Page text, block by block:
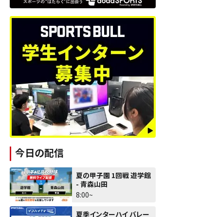
今日の配信
夏の甲子園 1回戦 遊学館
- 青森山田
8:00~
夏季インターハイ バレー